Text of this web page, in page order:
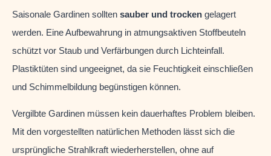
Saisonale Gardinen sollten sauber und trocken gelagert
werden. Eine Aufbewahrung in atmungsaktiven Stoffbeuteln
schützt vor Staub und Verfärbungen durch Lichteinfall.
Plastiktüten sind ungeeignet, da sie Feuchtigkeit einschließen
und Schimmelbildung begünstigen können.
Vergilbte Gardinen müssen kein dauerhaftes Problem bleiben.
Mit den vorgestellten natürlichen Methoden lässt sich die
ursprüngliche Strahlkraft wiederherstellen, ohne auf